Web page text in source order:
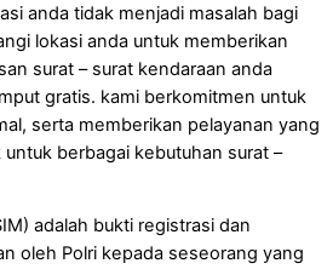
anda tidak menjadi masalah bagi
lokasi anda untuk memberikan
surat – surat kendaraan anda
gratis. kami berkomitmen untuk
serta memberikan pelayanan yang
berbagai kebutuhan surat –
adalah bukti registrasi dan
oleh Polri kepada seseorang yang